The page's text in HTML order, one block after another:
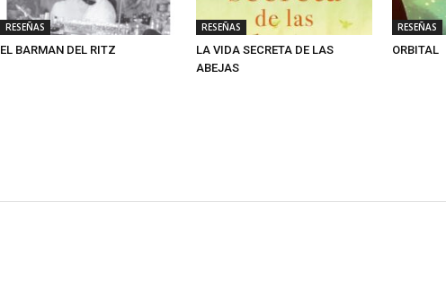
RESEÑAS
EL BARMAN DEL RITZ
RESEÑAS
LA VIDA SECRETA DE LAS
ABEJAS
RESEÑAS
ORBITAL